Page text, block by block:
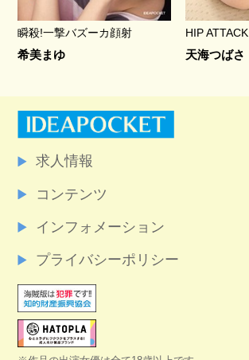
瞬殺!一撃バズーカ顔射
希美まゆ
HIP ATTACK
天海つばさ
求人情報
コンテンツ
インフォメーション
プライバシーポリシー